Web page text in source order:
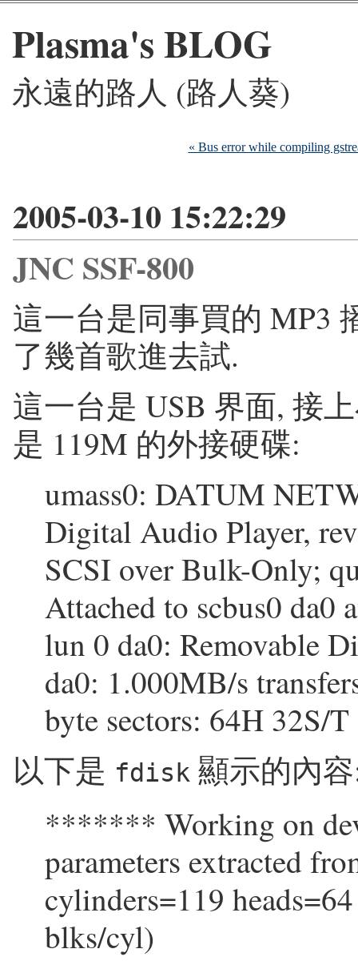
Plasma's BLOG
永遠的路人 (路人葵)
« Bus error while compiling
2005-03-10 15:22:29
JNC SSF-800
這一台是同事買的 MP3
了幾首歌進去試.
這一台是 USB 界面, 接
是 119M 的外接硬碟:
umass0: DATUM
Digital Audio Player,
SCSI over Bulk-Only;
Attached to scbus0 da0
lun 0 da0: Removable
da0: 1.000MB/s
byte sectors: 64H 32S/
以下是 fdisk 顯示的內
******* Working on
parameters extracted
cylinders=119
blks/cyl)